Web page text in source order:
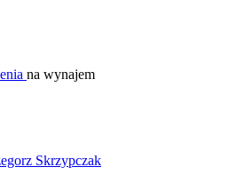
na wynajem